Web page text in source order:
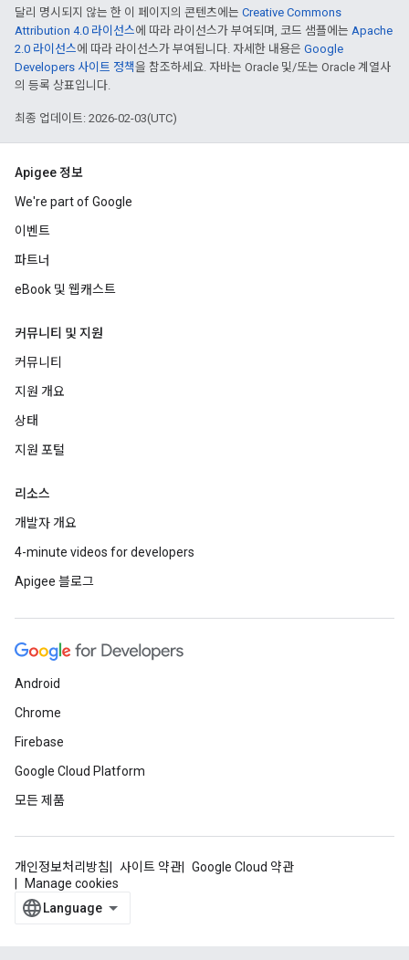
달리 명시되지 않는 한 이 페이지의 콘텐츠에는 Creative Commons
Attribution 4.0 라이선스에 따라 라이선스가 부여되며, 코드 샘플에는 Apache
2.0 라이선스에 따라 라이선스가 부여됩니다. 자세한 내용은 Google
Developers 사이트 정책을 참조하세요. 자바는 Oracle 및/또는 Oracle 계열사
의 등록 상표입니다.
최종 업데이트: 2026-02-03(UTC)
Apigee 정보
We're part of Google
이벤트
파트너
eBook 및 웹캐스트
커뮤니티 및 지원
커뮤니티
지원 개요
상태
지원 포털
리소스
개발자 개요
4-minute videos for developers
Apigee 블로그
Android
Chrome
Firebase
Google Cloud Platform
모든 제품
개인정보처리방침 사이트 약관
Google Cloud 약관
Manage cookies